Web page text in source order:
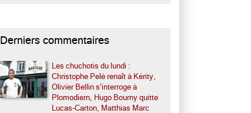
Derniers commentaires
Les chuchotis du lundi :
Christophe Pelé renaît à Kérity,
Olivier Bellin s’interroge à
Plomodiern, Hugo Bourny quitte
Lucas-Carton, Matthias Marc